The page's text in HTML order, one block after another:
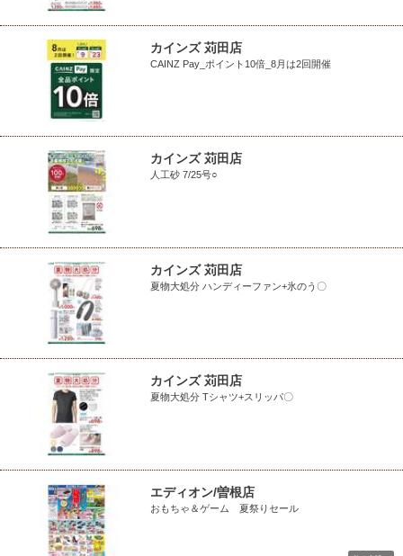
カインズ 苅田店
CAINZ Pay_ポイント10倍_8月は2回開催
カインズ 苅田店
人工砂 7/25号○
カインズ 苅田店
夏物大処分 ハンディーファン+氷のう〇
カインズ 苅田店
夏物大処分 Tシャツ+スリッパ〇
エディオン/曽根店
おもちゃ＆ゲーム 夏祭りセール